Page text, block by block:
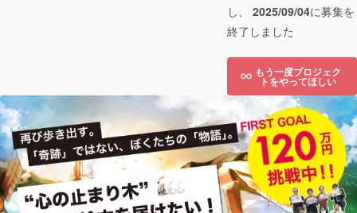
し、 2025/09/04に募集を
終了しました
もう一度プロジェク
トをやってほしい